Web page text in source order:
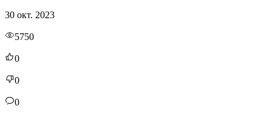
30 окт. 2023
5750
0
0
0